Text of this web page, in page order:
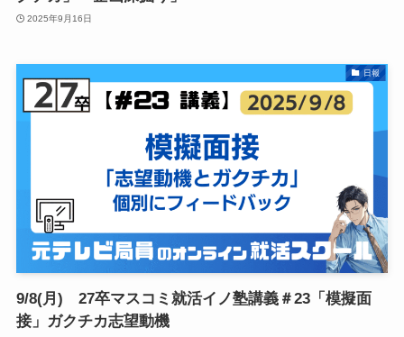
2025年9月16日
日報
9/8(月) 27卒マスコミ就活イノ塾講義＃23「模擬面
接」ガクチカ志望動機